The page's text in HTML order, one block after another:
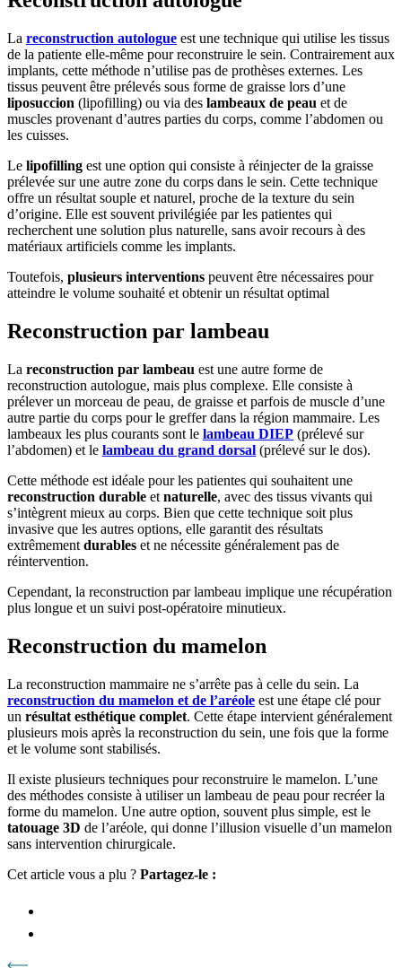
La reconstruction autologue est une technique qui utilise les tissus
de la patiente elle-même pour reconstruire le sein. Contrairement aux
implants, cette méthode n’utilise pas de prothèses externes. Les
tissus peuvent être prélevés sous forme de graisse lors d’une
liposuccion (lipofilling) ou via des lambeaux de peau et de
muscles provenant d’autres parties du corps, comme l’abdomen ou
les cuisses.
Le lipofilling est une option qui consiste à réinjecter de la graisse
prélevée sur une autre zone du corps dans le sein. Cette technique
offre un résultat souple et naturel, proche de la texture du sein
d’origine. Elle est souvent privilégiée par les patientes qui
recherchent une solution plus naturelle, sans avoir recours à des
matériaux artificiels comme les implants.
Toutefois, plusieurs interventions peuvent être nécessaires pour
atteindre le volume souhaité et obtenir un résultat optimal​
Reconstruction par lambeau
La reconstruction par lambeau est une autre forme de
reconstruction autologue, mais plus complexe. Elle consiste à
prélever un morceau de peau, de graisse et parfois de muscle d’une
autre partie du corps pour le greffer dans la région mammaire. Les
lambeaux les plus courants sont le lambeau DIEP (prélevé sur
l’abdomen) et le lambeau du grand dorsal (prélevé sur le dos).
Cette méthode est idéale pour les patientes qui souhaitent une
reconstruction durable et naturelle, avec des tissus vivants qui
s’intègrent mieux au corps. Bien que cette technique soit plus
invasive que les autres options, elle garantit des résultats
extrêmement durables et ne nécessite généralement pas de
réintervention.
Cependant, la reconstruction par lambeau implique une récupération
plus longue et un suivi post-opératoire minutieux.
Reconstruction du mamelon
La reconstruction mammaire ne s’arrête pas à celle du sein. La
reconstruction du mamelon et de l’aréole est une étape clé pour
un résultat esthétique complet. Cette étape intervient généralement
plusieurs mois après la reconstruction du sein, une fois que la forme
et le volume sont stabilisés.
Il existe plusieurs techniques pour reconstruire le mamelon. L’une
des méthodes consiste à utiliser un lambeau de peau pour recréer la
forme du mamelon. Une autre option, souvent plus simple, est le
tatouage 3D de l’aréole, qui donne l’illusion visuelle d’un mamelon
sans intervention chirurgicale.
Cet article vous a plu ? Partagez-le :